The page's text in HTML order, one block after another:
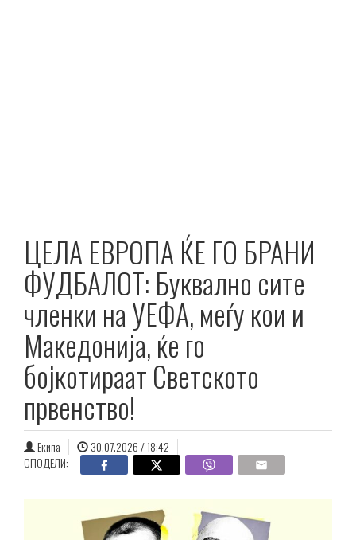
ЦЕЛА ЕВРОПА ЌЕ ГО БРАНИ
ФУДБАЛОТ: Буквално сите
членки на УЕФА, меѓу кои и
Македонија, ќе го
бојкотираат Светското
првенство!
Екипа
30.07.2026 / 18:42
СПОДЕЛИ: